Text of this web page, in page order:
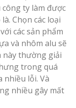
ty làm được
Chọn các loại
các sản phẩm
và nhôm alu sẽ
này thường giải
trong quá
lỗi. Và
nhiều gây mất
Biển Led
Ma Trận
Thi Công
Nghiệp